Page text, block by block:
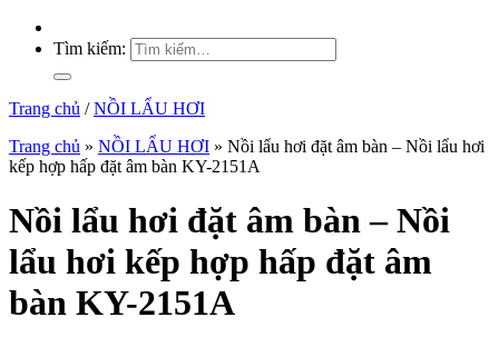
Tìm kiếm:
Trang chủ / NỒI LẨU HƠI
Trang chủ » NỒI LẨU HƠI » Nồi lẩu hơi đặt âm bàn – Nồi lẩu hơi
kếp hợp hấp đặt âm bàn KY-2151A
Nồi lẩu hơi đặt âm bàn – Nồi
lẩu hơi kếp hợp hấp đặt âm
bàn KY-2151A